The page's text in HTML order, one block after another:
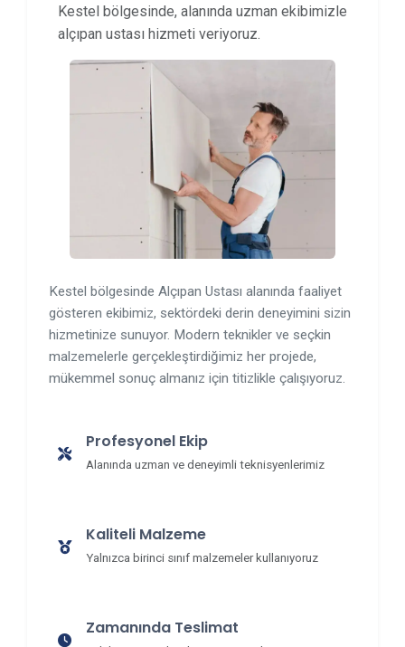
Kestel bölgesinde, alanında uzman ekibimizle
alçıpan ustası hizmeti veriyoruz.
Kestel bölgesinde Alçıpan Ustası alanında faaliyet
gösteren ekibimiz, sektördeki derin deneyimini sizin
hizmetinize sunuyor. Modern teknikler ve seçkin
malzemelerle gerçekleştirdiğimiz her projede,
mükemmel sonuç almanız için titizlikle çalışıyoruz.
Profesyonel Ekip
Alanında uzman ve deneyimli teknisyenlerimiz
Kaliteli Malzeme
Yalnızca birinci sınıf malzemeler kullanıyoruz
Zamanında Teslimat